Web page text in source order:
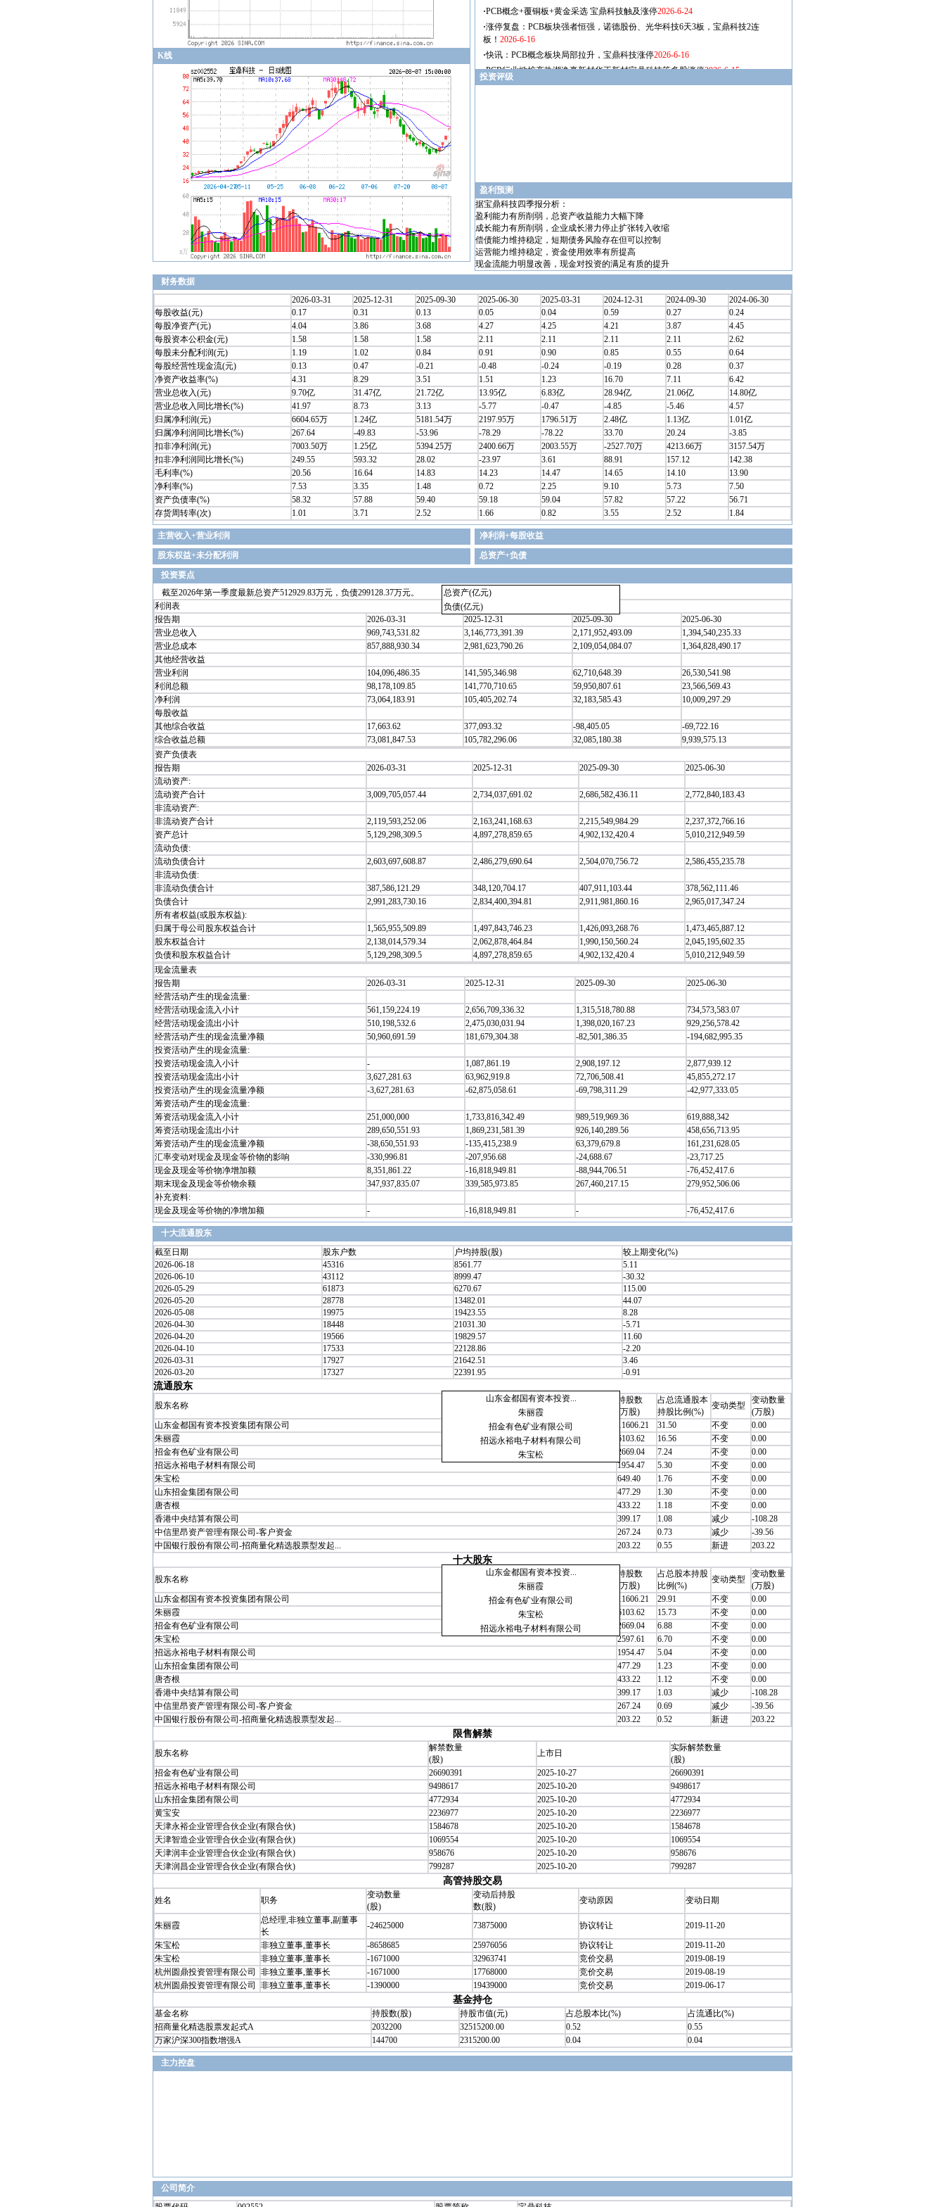
K线
投资评级
盈利预测
据宝鼎科技四季报分析：
盈利能力有所削弱，总资产收益能力大幅下降
成长能力有所削弱，企业成长潜力停止扩张转入收缩
偿债能力维持稳定，短期债务风险存在但可以控制
运营能力维持稳定，资金使用效率有所提高
现金流能力明显改善，现金对投资的满足有质的提升
财务数据
2026-03-31
2025-12-31 2025-09-30 2025-06-30 2025-03-31 2024-12-31 2024-09-30
2024-06-30
每股收益(元)
0.17 0.31 0.13 0.05 0.04 0.59 0.27
0.24
每股净资产(元)
4.04 3.86 3.68 4.27 4.25 4.21 3.87
4.45
每股资本公积金(元)
1.58 1.58 1.58 2.11 2.11 2.11 2.11
2.62
每股未分配利润(元)
1.19 1.02 0.84 0.91 0.90 0.85 0.55
0.64
每股经营性现金流(元)
0.13 0.47 -0.21 -0.48 -0.24 -0.19 0.28
0.37
净资产收益率(%)
4.31 8.29 3.51 1.51 1.23 16.70 7.11
6.42
营业总收入(元)
9.70亿 31.47亿 21.72亿 13.95亿 6.83亿 28.94亿 21.06亿
14.80亿
营业总收入同比增长(%)
41.97 8.73 3.13 -5.77 -0.47 -4.85 -5.46
4.57
归属净利润(元)
6604.65万 1.24亿 5181.54万 2197.95万 1796.51万 2.48亿 1.13亿
1.01亿
归属净利润同比增长(%)
267.64 -49.83 -53.96 -78.29 -78.22 33.70 20.24
-3.85
扣非净利润(元)
7003.50万 1.25亿 5394.25万 2400.66万 2003.55万 -2527.70万 4213.66万
3157.54万
扣非净利润同比增长(%)
249.55 593.32 28.02 -23.97 3.61 88.91 157.12
142.38
毛利率(%)
20.56 16.64 14.83 14.23 14.47 14.65 14.10
13.90
净利率(%)
7.53 3.35 1.48 0.72 2.25 9.10 5.73
7.50
资产负债率(%)
58.32 57.88 59.40 59.18 59.04 57.82 57.22
56.71
存货周转率(次)
1.01 3.71 2.52 1.66 0.82 3.55 2.52 1.84
主营收入+营业利润
净利润+每股收益
股东权益+未分配利润
总资产+负债
投资要点
总资产(亿元)
负债(亿元)
截至2026年第一季度最新总资产512929.83万元，负债299128.37万元。
利润表
报告期
2026-03-31 2025-12-31 2025-09-30
2025-06-30
营业总收入
969,743,531.82 3,146,773,391.39 2,171,952,493.09
1,394,540,235.33
营业总成本
857,888,930.34 2,981,623,790.26 2,109,054,084.07
1,364,828,490.17
其他经营收益
营业利润
104,096,486.35 141,595,346.98 62,710,648.39
26,530,541.98
利润总额
98,178,109.85 141,770,710.65 59,950,807.61
23,566,569.43
净利润
73,064,183.91 105,405,202.74 32,183,585.43
10,009,297.29
每股收益
其他综合收益
17,663.62 377,093.32 -98,405.05
-69,722.16
综合收益总额
73,081,847.53 105,782,296.06 32,085,180.38
9,939,575.13
资产负债表
报告期
2026-03-31 2025-12-31 2025-09-30
2025-06-30
流动资产:
流动资产合计
3,009,705,057.44 2,734,037,691.02 2,686,582,436.11
2,772,840,183.43
非流动资产:
非流动资产合计
2,119,593,252.06 2,163,241,168.63 2,215,549,984.29
2,237,372,766.16
资产总计
5,129,298,309.5 4,897,278,859.65 4,902,132,420.4
5,010,212,949.59
流动负债:
流动负债合计
2,603,697,608.87 2,486,279,690.64 2,504,070,756.72
2,586,455,235.78
非流动负债:
非流动负债合计
387,586,121.29 348,120,704.17 407,911,103.44
378,562,111.46
负债合计
2,991,283,730.16 2,834,400,394.81 2,911,981,860.16
2,965,017,347.24
所有者权益(或股东权益):
归属于母公司股东权益合计
1,565,955,509.89 1,497,843,746.23 1,426,093,268.76
1,473,465,887.12
股东权益合计
2,138,014,579.34 2,062,878,464.84 1,990,150,560.24
2,045,195,602.35
负债和股东权益合计
5,129,298,309.5 4,897,278,859.65 4,902,132,420.4
5,010,212,949.59
现金流量表
报告期
2026-03-31 2025-12-31 2025-09-30
2025-06-30
经营活动产生的现金流量:
经营活动现金流入小计
561,159,224.19 2,656,709,336.32 1,315,518,780.88
734,573,583.07
经营活动现金流出小计
510,198,532.6 2,475,030,031.94 1,398,020,167.23
929,256,578.42
经营活动产生的现金流量净额
50,960,691.59 181,679,304.38 -82,501,386.35
-194,682,995.35
投资活动产生的现金流量:
投资活动现金流入小计
- 1,087,861.19 2,908,197.12
2,877,939.12
投资活动现金流出小计
3,627,281.63 63,962,919.8 72,706,508.41
45,855,272.17
投资活动产生的现金流量净额
-3,627,281.63 -62,875,058.61 -69,798,311.29
-42,977,333.05
筹资活动产生的现金流量:
筹资活动现金流入小计
251,000,000 1,733,816,342.49 989,519,969.36
619,888,342
筹资活动现金流出小计
289,650,551.93 1,869,231,581.39 926,140,289.56
458,656,713.95
筹资活动产生的现金流量净额
-38,650,551.93 -135,415,238.9 63,379,679.8
161,231,628.05
汇率变动对现金及现金等价物的影响
-330,996.81 -207,956.68 -24,688.67
-23,717.25
现金及现金等价物净增加额
8,351,861.22 -16,818,949.81 -88,944,706.51
-76,452,417.6
期末现金及现金等价物余额
347,937,835.07 339,585,973.85 267,460,217.15
279,952,506.06
补充资料:
现金及现金等价物的净增加额
- -16,818,949.81 - -76,452,417.6
十大流通股东
截至日期
股东户数 户均持股(股)
较上期变化(%)
2026-06-18
45316 8561.77
5.11
2026-06-10
43112 8999.47
-30.32
2026-05-29
61873 6270.67
115.00
2026-05-20
28778 13482.01
44.07
2026-05-08
19975 19423.55
8.28
2026-04-30
18448 21031.30
-5.71
2026-04-20
19566 19829.57
11.60
2026-04-10
17533 22128.86
-2.20
2026-03-31
17927 21642.51
3.46
2026-03-20
17327 22391.95 -0.91
流通股东
山东金都国有资本投资...
朱丽霞
招金有色矿业有限公司
招远永裕电子材料有限公司
朱宝松
股东名称
持股数
(万股)
占总流通股本
持股比例(%)
变动类型
变动数量
(万股)
山东金都国有资本投资集团有限公司
11606.21 31.50 不变
0.00
朱丽霞
6103.62 16.56 不变
0.00
招金有色矿业有限公司
2669.04 7.24 不变
0.00
招远永裕电子材料有限公司
1954.47 5.30 不变
0.00
朱宝松
649.40 1.76 不变
0.00
山东招金集团有限公司
477.29 1.30 不变
0.00
唐杏根
433.22 1.18 不变
0.00
香港中央结算有限公司
399.17 1.08 减少
-108.28
中信里昂资产管理有限公司-客户资金
267.24 0.73 减少
-39.56
中国银行股份有限公司-招商量化精选股票型发起...
203.22 0.55 新进 203.22
十大股东
山东金都国有资本投资...
朱丽霞
招金有色矿业有限公司
朱宝松
招远永裕电子材料有限公司
股东名称
持股数
(万股)
占总股本持股
比例(%)
变动类型
变动数量
(万股)
山东金都国有资本投资集团有限公司
11606.21 29.91 不变
0.00
朱丽霞
6103.62 15.73 不变
0.00
招金有色矿业有限公司
2669.04 6.88 不变
0.00
朱宝松
2597.61 6.70 不变
0.00
招远永裕电子材料有限公司
1954.47 5.04 不变
0.00
山东招金集团有限公司
477.29 1.23 不变
0.00
唐杏根
433.22 1.12 不变
0.00
香港中央结算有限公司
399.17 1.03 减少
-108.28
中信里昂资产管理有限公司-客户资金
267.24 0.69 减少
-39.56
中国银行股份有限公司-招商量化精选股票型发起...
203.22 0.52 新进 203.22
限售解禁
股东名称
解禁数量
(股)
上市日
实际解禁数量
(股)
招金有色矿业有限公司
26690391 2025-10-27
26690391
招远永裕电子材料有限公司
9498617 2025-10-20
9498617
山东招金集团有限公司
4772934 2025-10-20
4772934
黄宝安
2236977 2025-10-20
2236977
天津永裕企业管理合伙企业(有限合伙)
1584678 2025-10-20
1584678
天津智造企业管理合伙企业(有限合伙)
1069554 2025-10-20
1069554
天津润丰企业管理合伙企业(有限合伙)
958676 2025-10-20
958676
天津润昌企业管理合伙企业(有限合伙)
799287 2025-10-20 799287
高管持股交易
姓名 职务
变动数量
(股)
变动后持股
数(股)
变动原因 变动日期
朱丽霞
总经理,非独立董事,副董事
长
-24625000 73875000 协议转让
2019-11-20
朱宝松
非独立董事,董事长 -8658685 25976056 协议转让
2019-11-20
朱宝松
非独立董事,董事长 -1671000 32963741 竞价交易
2019-08-19
杭州圆鼎投资管理有限公司
非独立董事,董事长 -1671000 17768000 竞价交易
2019-08-19
杭州圆鼎投资管理有限公司
非独立董事,董事长 -1390000 19439000 竞价交易 2019-06-17
基金持仓
基金名称 持股数(股) 持股市值(元) 占总股本比(%)
占流通比(%)
招商量化精选股票发起式A
2032200 32515200.00 0.52
0.55
万家沪深300指数增强A
144700 2315200.00 0.04 0.04
主力控盘
公司简介